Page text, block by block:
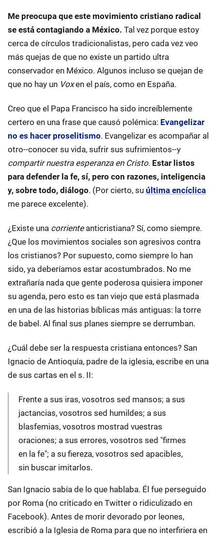
Me preocupa que este movimiento cristiano radical
se está contagiando a México. Tal vez porque estoy
cerca de círculos tradicionalistas, pero cada vez veo
más quejas de que no existe un partido ultra
conservador en México. Algunos incluso se quejan de
que no hay un Voxen el país, como en España.
Creo que el Papa Francisco ha sido increíblemente
certero en una frase que causó polémica: Evangelizar
no es hacer proselitismo. Evangelizar es acompañar al
otro--conocer su vida, sufrir sus sufrimientos--y
compartir nuestra esperanza en Cristo. Estar listos
para defender la fe, sí, pero con razones, inteligencia
y, sobre todo, diálogo. (Por cierto, su última encíclica
me parece excelente).
¿Existe una corrienteanticristiana? Sí, como siempre.
¿Que los movimientos sociales son agresivos contra
los cristianos? Por supuesto, como siempre lo han
sido, ya deberíamos estar acostumbrados. No me
extrañaría nada que gente poderosa quisiera imponer
su agenda, pero esto es tan viejo que está plasmada
en una de las historias bíblicas más antiguas: la torre
de babel. Al final sus planes siempre se derrumban.
¿Cuál debe ser la respuesta cristiana entonces? San
Ignacio de Antioquía, padre de la iglesia, escribe en una
de sus cartas en el s. II:
Frente a sus iras, vosotros sed mansos; a sus
jactancias, vosotros sed humildes; a sus
blasfemias, vosotros mostrad vuestras
oraciones; a sus errores, vosotros sed "firmes
en la fe"; a su fiereza, vosotros sed apacibles,
sin buscar imitarlos.
San Ignacio sabía de lo que hablaba. Él fue perseguido
por Roma (no criticado en Twitter o ridiculizado en
Facebook). Antes de morir devorado por leones,
escribió a la Iglesia de Roma para que no interfiriera en